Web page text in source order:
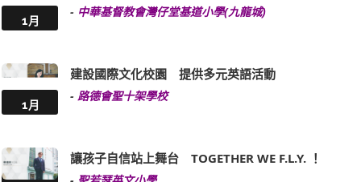
1月
- 中華基督教會灣仔堂基道小學(九龍城)
1月
建設國際文化校園 提供多元英語活動
- 路德會聖十架學校
讓孩子自信站上舞台 TOGETHER WE F.L.Y. ！